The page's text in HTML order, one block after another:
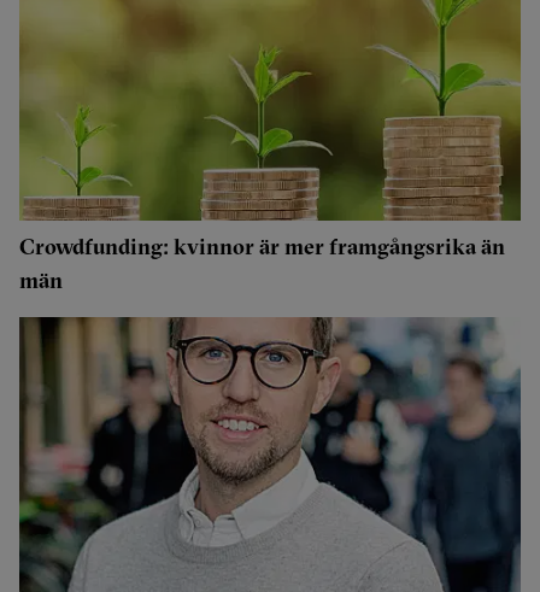
Crowdfunding: kvinnor är mer framgångsrika än
män